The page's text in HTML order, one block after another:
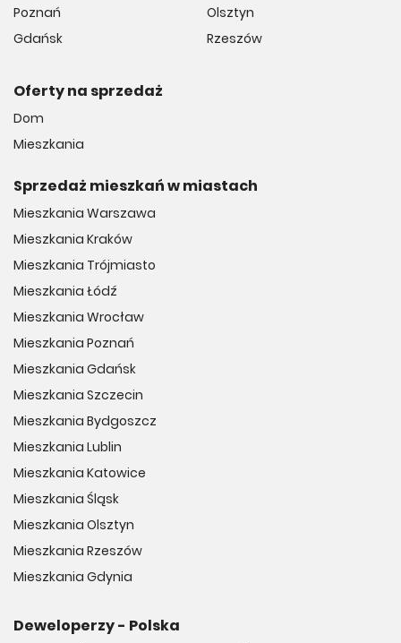
Poznań
Gdańsk
Olsztyn
Rzeszów
Oferty na sprzedaż
Dom
Mieszkania
Sprzedaż mieszkań w miastach
Mieszkania Warszawa
Mieszkania Kraków
Mieszkania Trójmiasto
Mieszkania Łódź
Mieszkania Wrocław
Mieszkania Poznań
Mieszkania Gdańsk
Mieszkania Szczecin
Mieszkania Bydgoszcz
Mieszkania Lublin
Mieszkania Katowice
Mieszkania Śląsk
Mieszkania Olsztyn
Mieszkania Rzeszów
Mieszkania Gdynia
Deweloperzy - Polska